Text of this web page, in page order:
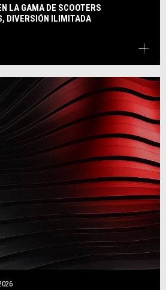
LA GAMA DE SCOOTERS
DIVERSIÓN ILIMITADA